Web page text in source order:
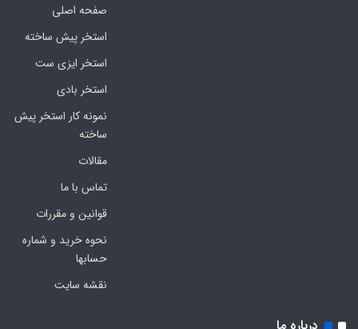
صفحه اصلی
استخر پیش ساخته
استخر ایزی ست
استخر بادی
نمونه کار استخر پیش
ساخته
مقالات
تماس با ما
قوانین و مقررات
نحوه خرید و شماره
حسابها
نقشه سایت